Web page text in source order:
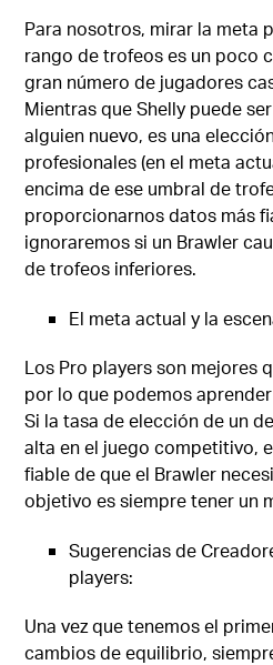
Para nosotros, mirar la meta
rango de trofeos es un poco
gran número de jugadores
Mientras que Shelly puede
alguien nuevo, es una
profesionales (en el meta
encima de ese umbral de
proporcionarnos datos más
ignoraremos si un Brawler
de trofeos inferiores.
El meta actual y la
Los Pro players son mejores
por lo que podemos
Si la tasa de elección de un
alta en el juego competitivo,
fiable de que el Brawler
objetivo es siempre tener un
Sugerencias de
players:
Una vez que tenemos el
cambios de equilibrio,